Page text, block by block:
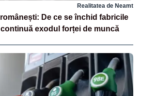
Realitatea de Neamt
De ce se închid fabricile
exodul forței de muncă